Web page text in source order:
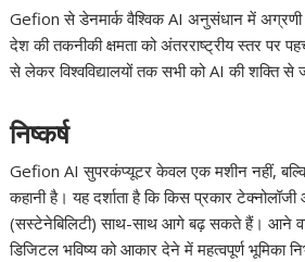
Gefion से डेनमार्क वैश्विक AI अनुसंधान में अग्रणी
देश की तकनीकी क्षमता को अंतरराष्ट्रीय स्तर पर
से लेकर विश्वविद्यालयों तक सभी को AI की शक्ति
निष्कर्ष
Gefion AI सुपरकंप्यूटर केवल एक मशीन नहीं,
कहानी है। यह दर्शाता है कि किस प्रकार
(सस्टेनेबिलिटी) साथ-साथ आगे बढ़ सकते हैं। आने
डिजिटल भविष्य को आकार देने में महत्वपूर्ण भूमिका